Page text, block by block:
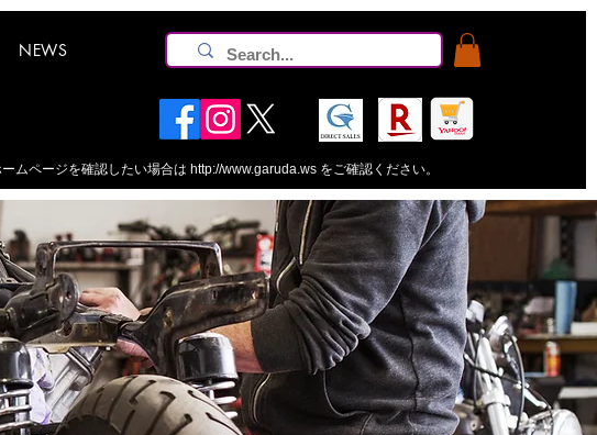
NEWS
ームページを確認したい場合は http://www.garuda.wsをご確認ください。